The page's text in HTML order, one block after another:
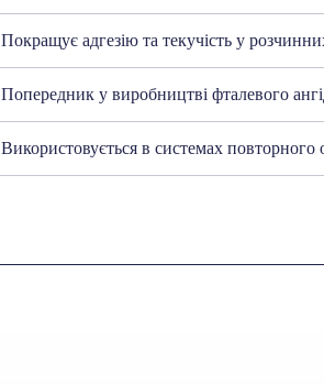
Покращує адгезію та текучість у
Попередник у виробництві фталевого
Використовується в системах